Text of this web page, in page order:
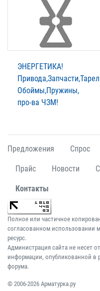
ЭНЕРГЕТИКА!
Обоймы,Пружины,
про-ва ЧЗМ!
Предложения Спрос
Прайс Новости
Контакты
Полное или частичное
согласованном использовании
ресурс.
Администрация сайта не несет
информации, опубликованной в
форума.
© 2006-2026 Арматурка.ру